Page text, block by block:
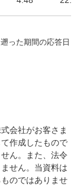
った期間の応答日
会社がお客さま
作成したもので
ん。また、法令
せん。当資料は
のではありませ